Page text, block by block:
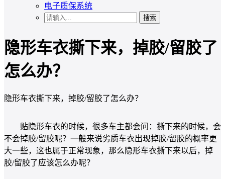
电子质保系统
搜索
隐形车衣撕下来，掉胶/留胶了
怎么办？
隐形车衣撕下来，掉胶/留胶了怎么办？
贴隐形车衣的时候，很多车主都会问：撕下来的时候，会
不会掉胶/留胶呢？一般来说劣质车衣出现掉胶/留胶的概率更
大一些，这也属于正常现象，那么隐形车衣撕下来以后，掉
胶/留胶了应该怎么办呢？